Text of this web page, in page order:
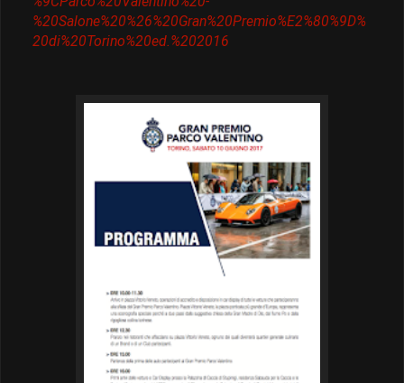
%20Salone%20%26%20Gran%20Premio%E2%80%9D%
20di%20Torino%20ed.%202016